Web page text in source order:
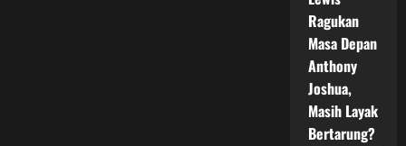
Ragukan
Masa Depan
Anthony
Joshua,
Masih Layak
Bertarung?